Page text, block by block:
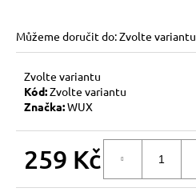
Můžeme doručit do:Zvolte variantu
Zvolte variantu
Kód:Zvolte variantu
Značka:WUX
259 Kč
Původně: